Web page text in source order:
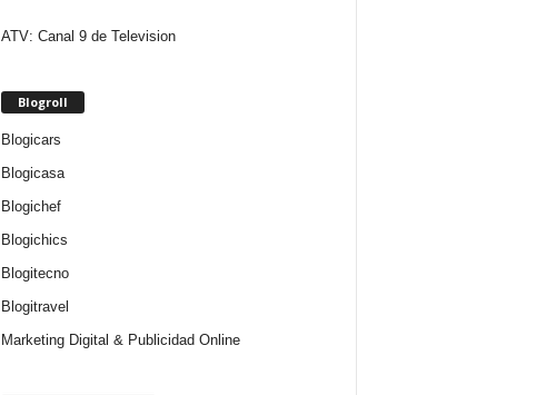
ATV: Canal 9 de Television
Blogroll
Blogicars
Blogicasa
Blogichef
Blogichics
Blogitecno
Blogitravel
Marketing Digital & Publicidad Online